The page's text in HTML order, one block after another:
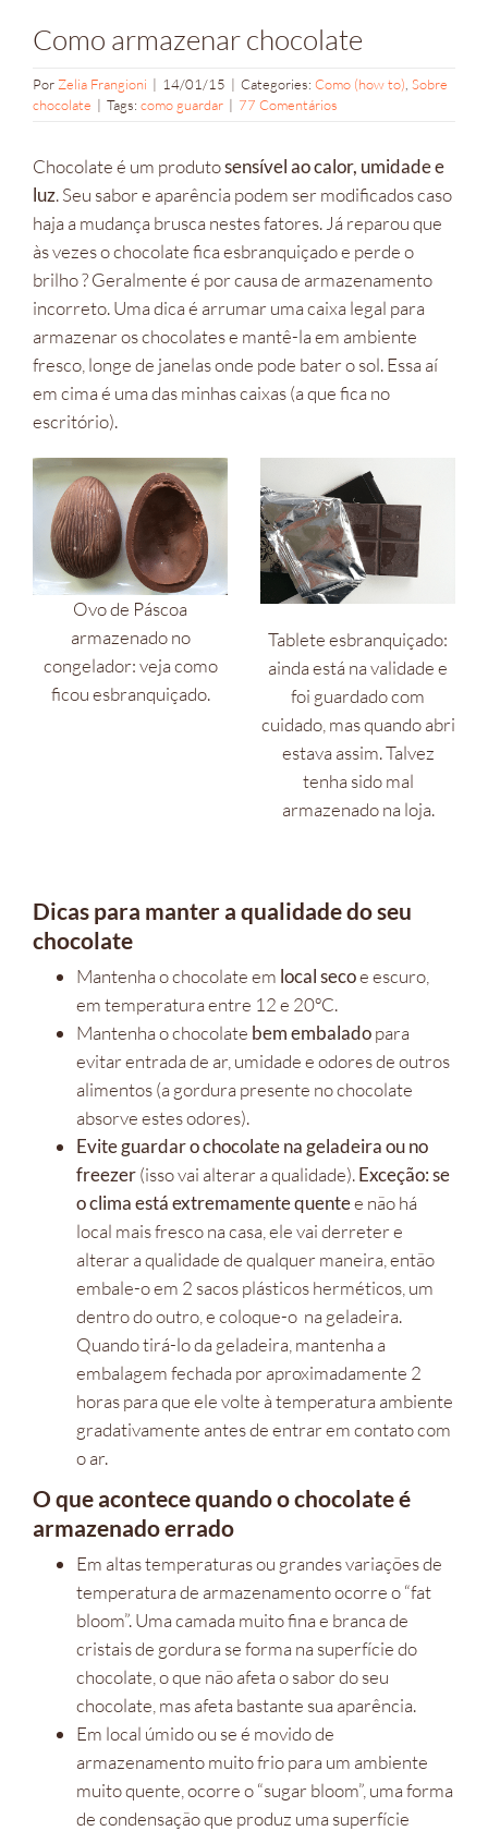
Como armazenar chocolate
Por Zelia Frangioni | 14/01/15 | Categories: Como (how to) Sobre
chocolate | Tags: como guardar | 77 Comentários
Chocolate é um produtosensível ao calor, umidade e
luz. Seu sabor e aparência podem ser modificados caso
haja a mudança brusca nestes fatores. Já reparou que
às vezes o chocolate fica esbranquiçado e perde o
brilho ? Geralmente é por causa de armazenamento
incorreto. Uma dica é arrumar uma caixa legal para
armazenar os chocolates e mantê-la em ambiente
fresco, longe de janelas onde pode bater o sol. Essa aí
em cima é uma das minhas caixas (a que fica no
escritório).
Ovo de Páscoa
armazenado no
congelador: veja como
ficou esbranquiçado.
Tablete esbranquiçado:
ainda está na validade e
foi guardado com
cuidado, mas quando abri
estava assim. Talvez
tenha sido mal
armazenado na loja.
Dicas para manter a qualidade do seu
chocolate
Mantenha o chocolate em local secoe escuro,
em temperatura entre 12 e 20ºC.
Mantenha o chocolate bem embaladopara
evitar entrada de ar, umidade e odores de outros
alimentos (a gordura presente no chocolate
absorve estes odores).
Evite guardar o chocolate na geladeira ou no
freezer(isso vai alterar a qualidade).Exceção: se
o clima está extremamente quentee não há
local mais fresco na casa, ele vai derreter e
alterar a qualidade de qualquer maneira, então
embale-o em 2 sacos plásticos herméticos, um
dentro do outro, e coloque-o na geladeira.
Quando tirá-lo da geladeira, mantenha a
embalagem fechada por aproximadamente 2
horas para que ele volte à temperatura ambiente
gradativamente antes de entrar em contato com
o ar.
O que acontece quando o chocolate é
armazenado errado
Em altas temperaturas ou grandes variações de
temperatura de armazenamento ocorre o “fat
bloom”. Uma camada muito fina e branca de
cristais de gordura se forma na superfície do
chocolate, o que não afeta o sabor do seu
chocolate, mas afeta bastante sua aparência.
Em local úmido ou se é movido de
armazenamento muito frio para um ambiente
muito quente, ocorre o “sugar bloom”, uma forma
de condensação que produz uma superfície